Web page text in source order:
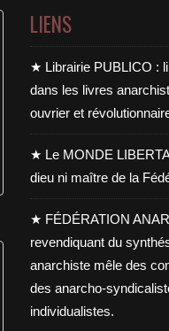
La pollution numérique
LIENS
★ Librairie PUBLICO :
dans les livres
ouvrier et
★ Le MONDE
dieu ni maître de la
★ FÉDÉRATION
revendiquant du
anarchiste mêle des
des anarcho-
individualistes.